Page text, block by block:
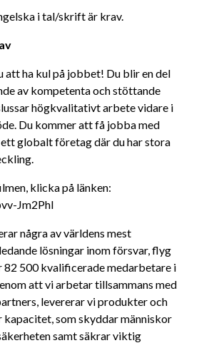
i tal/skrift är krav.
att ha kul på jobbet! Du blir en del
av kompetenta och stöttande
högkvalitativt arbete vidare i
Du kommer att få jobba med
globalt företag där du har stora
klicka på länken:
Jm2PhI
några av världens mest
lösningar inom försvar, flyg
82 500 kvalificerade medarbetare i
att vi arbetar tillsammans med
levererar vi produkter och
som skyddar människor
samt säkrar viktig